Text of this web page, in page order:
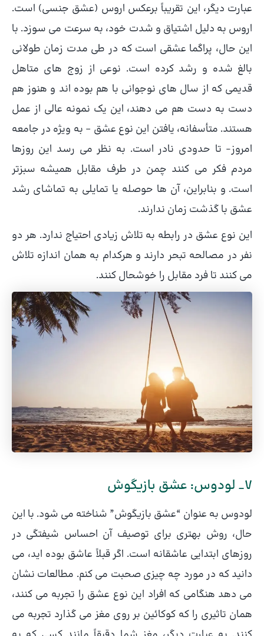
عبارت دیگر، این تقریباً برعکس اروس (عشق جنسی) است.
اروس به دلیل اشتیاق و شدت خود، به سرعت می سوزد. با
این حال، پراگما عشقی است که در طی مدت زمان طولانی
بالغ شده و رشد کرده است. نوعی از زوج های متاهل
قدیمی که از سال های نوجوانی با هم بوده اند و هنوز هم
دست به دست هم می دهند، این یک نمونه عالی از عمل
هستند. متأسفانه، یافتن این نوع عشق – به ویژه در جامعه
امروز- تا حدودی نادر است. به نظر می رسد این روزها
مردم فکر می کنند چمن در طرف مقابل همیشه سبزتر
است. و بنابراین، آن ها حوصله یا تمایلی به تماشای رشد
عشق با گذشت زمان ندارند.
این نوع عشق در رابطه به تلاش زیادی احتیاج ندارد. هر دو
نفر در مصالحه تبحر دارند و هرکدام به همان اندازه تلاش
می کنند تا فرد مقابل را خوشحال کنند.
7_ لودوس: عشق بازیگوش
لودوس به عنوان “عشق بازیگوش” شناخته می شود. با این
حال، روش بهتری برای توصیف آن احساس شیفتگی در
روزهای ابتدایی عاشقانه است. اگر قبلاً عاشق بوده اید، می
دانید که در مورد چه چیزی صحبت می کنم. مطالعات نشان
می دهد هنگامی که افراد این نوع عشق را تجربه می کنند،
همان تاثیری را که کوکائین بر روی مغز می گذارد تجربه می